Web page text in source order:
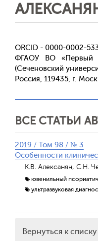
ORCID - 0000-0002-
ФГАОУ ВО «Первый
(Сеченовский
Россия, 119435, г.
ВСЕ СТАТЬИ
2019 / Том 98 / № 3
Особенности
К.В. Алексанян, С.Н.
ювенильный
ультразвуковая
Вернуться к списку